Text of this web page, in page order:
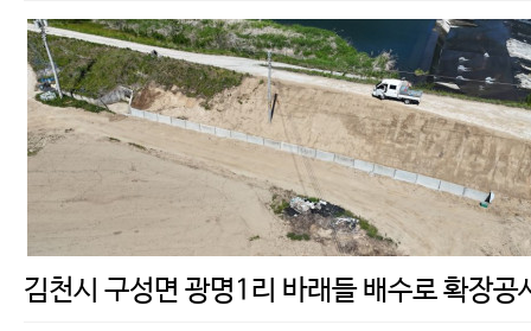
김천시 구성면 광명1리 바래들 배수로 확장공